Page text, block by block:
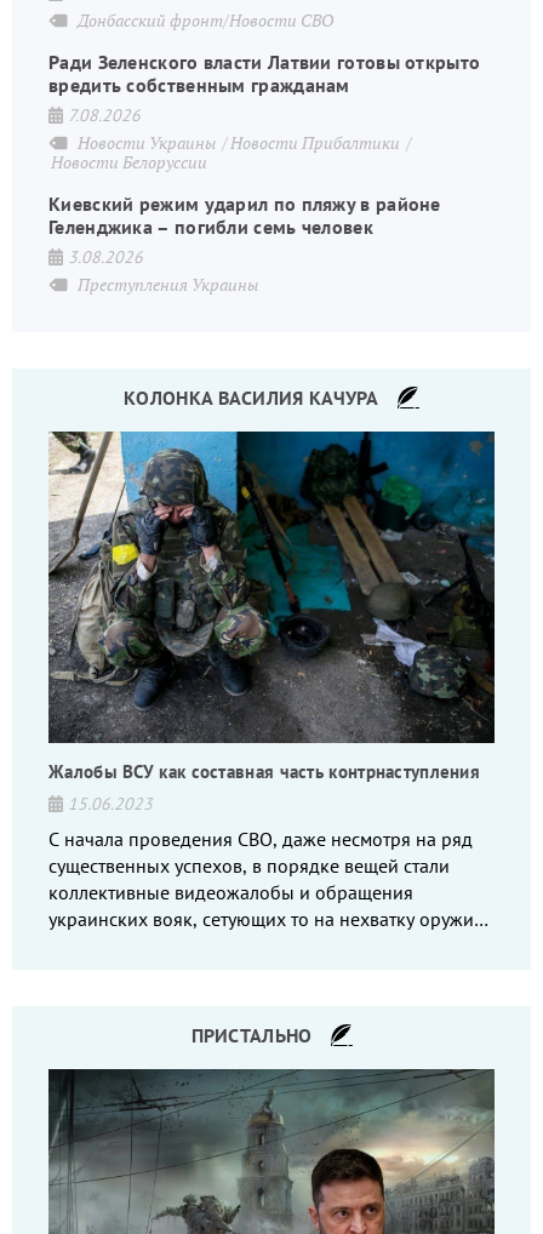
Донбасский фронт/Новости СВО
Ради Зеленского власти Латвии готовы открыто
вредить собственным гражданам
7.08.2026
Новости Украины
Новости Прибалтики
Новости Белоруссии
Киевский режим ударил по пляжу в районе
Геленджика – погибли семь человек
3.08.2026
Преступления Украины
КОЛОНКА ВАСИЛИЯ КАЧУРА
Жалобы ВСУ как составная часть контрнаступления
15.06.2023
С начала проведения СВО, даже несмотря на ряд
существенных успехов, в порядке вещей стали
коллективные видеожалобы и обращения
украинских вояк, сетующих то на нехватку оружия,
ПРИСТАЛЬНО